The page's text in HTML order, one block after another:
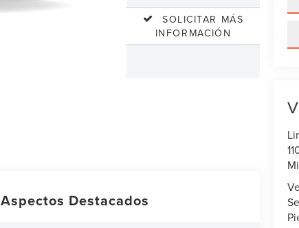
SOLICITAR MÁS
INFORMACIÓN
Aspectos Destacados